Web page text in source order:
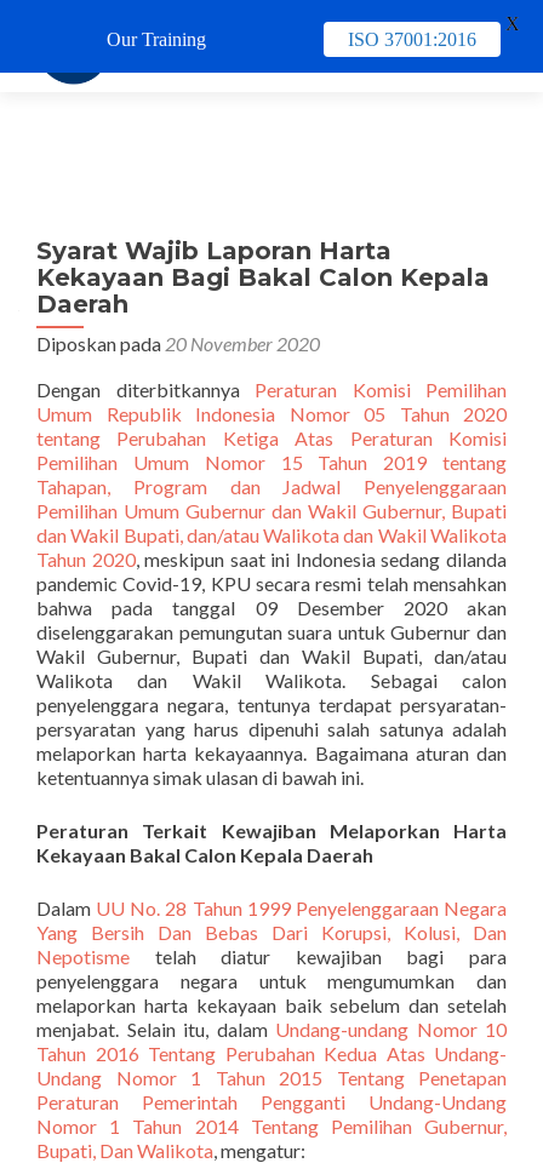
Syarat Wajib Laporan Harta
Kekayaan Bagi Bakal Calon Kepala
Daerah
Diposkan pada 20 November 2020
Dengan diterbitkannya Peraturan Komisi Pemilihan
Umum Republik Indonesia Nomor 05 Tahun 2020
tentang Perubahan Ketiga Atas Peraturan Komisi
Pemilihan Umum Nomor 15 Tahun 2019 tentang
Tahapan, Program dan Jadwal Penyelenggaraan
Pemilihan Umum Gubernur dan Wakil Gubernur, Bupati
dan Wakil Bupati, dan/atau Walikota dan Wakil Walikota
Tahun 2020, meskipun saat ini Indonesia sedang dilanda
pandemic Covid-19, KPU secara resmi telah mensahkan
bahwa pada tanggal 09 Desember 2020 akan
diselenggarakan pemungutan suara untuk Gubernur dan
Wakil Gubernur, Bupati dan Wakil Bupati, dan/atau
Walikota dan Wakil Walikota. Sebagai calon
penyelenggara negara, tentunya terdapat persyaratan-
persyaratan yang harus dipenuhi salah satunya adalah
melaporkan harta kekayaannya. Bagaimana aturan dan
ketentuannya simak ulasan di bawah ini.
Peraturan Terkait Kewajiban Melaporkan Harta
Kekayaan Bakal Calon Kepala Daerah
Dalam UU No. 28 Tahun 1999 Penyelenggaraan Negara
Yang Bersih Dan Bebas Dari Korupsi, Kolusi, Dan
Nepotisme telah diatur kewajiban bagi para
penyelenggara negara untuk mengumumkan dan
melaporkan harta kekayaan baik sebelum dan setelah
menjabat. Selain itu, dalam Undang-undang Nomor 10
Tahun 2016 Tentang Perubahan Kedua Atas Undang-
Undang Nomor 1 Tahun 2015 Tentang Penetapan
Peraturan Pemerintah Pengganti Undang-Undang
Nomor 1 Tahun 2014 Tentang Pemilihan Gubernur,
Bupati, Dan Walikota, mengatur:
Our Training ISO 37001:2016
X